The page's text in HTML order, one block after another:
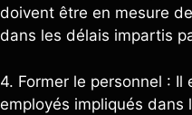
doivent être en mesure
dans les délais impartis
4. Former le personnel :
employés impliqués